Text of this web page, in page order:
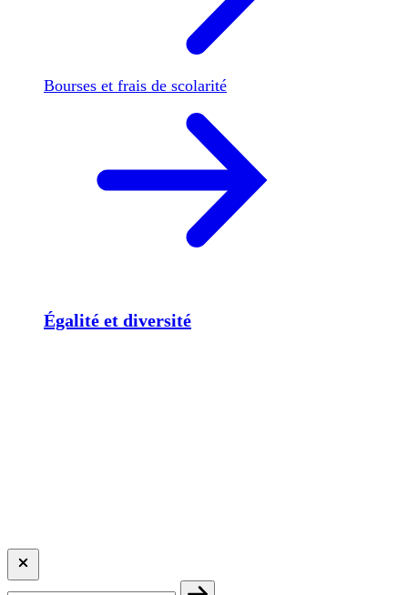
Bourses et frais de scolarité
Égalité et diversité